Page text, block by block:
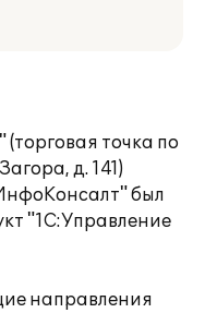
точка по
д. 141)
был
"1C:Управление
направления